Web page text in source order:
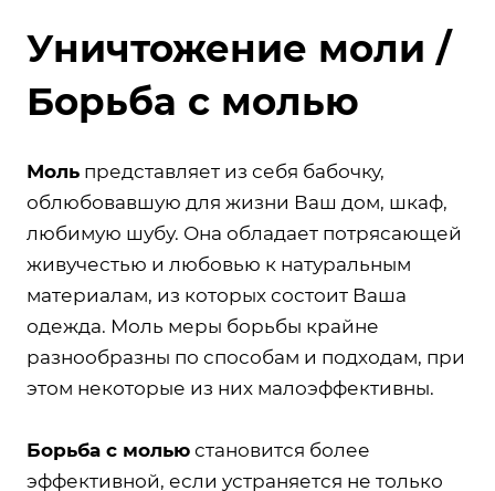
Уничтожение моли /
Борьба с молью
Моль представляет из себя бабочку,
облюбовавшую для жизни Ваш дом, шкаф,
любимую шубу. Она обладает потрясающей
живучестью и любовью к натуральным
материалам, из которых состоит Ваша
одежда. Моль меры борьбы крайне
разнообразны по способам и подходам, при
этом некоторые из них малоэффективны.
Борьба с молью становится более
эффективной, если устраняется не только